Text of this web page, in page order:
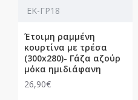
ΕΚ-ΓΡ18
Έτοιμη ραμμένη
κουρτίνα με τρέσα
(300x280)- Γάζα αζούρ
μόκα ημιδιάφανη
26,90€